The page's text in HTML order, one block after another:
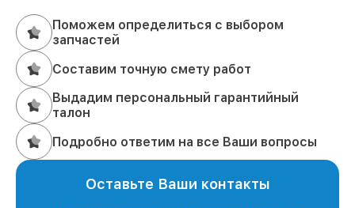
Поможем определиться с выбором
запчастей
Составим точную смету работ
Выдадим персональный гарантийный
талон
Подробно ответим на все Ваши вопросы
Оставьте Ваши контакты